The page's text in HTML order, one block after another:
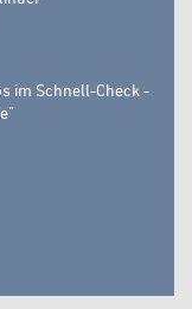
im Schnell-Check -